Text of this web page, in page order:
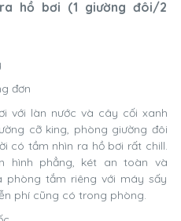
hồ bơi (1 giường đôi/2
đơn
với làn nước và cây cối xanh
cỡ king, phòng giường đôi
có tầm nhìn ra hồ bơi rất chill.
hình phẳng, két an toàn và
phòng tắm riêng với máy sấy
phí cũng có trong phòng.